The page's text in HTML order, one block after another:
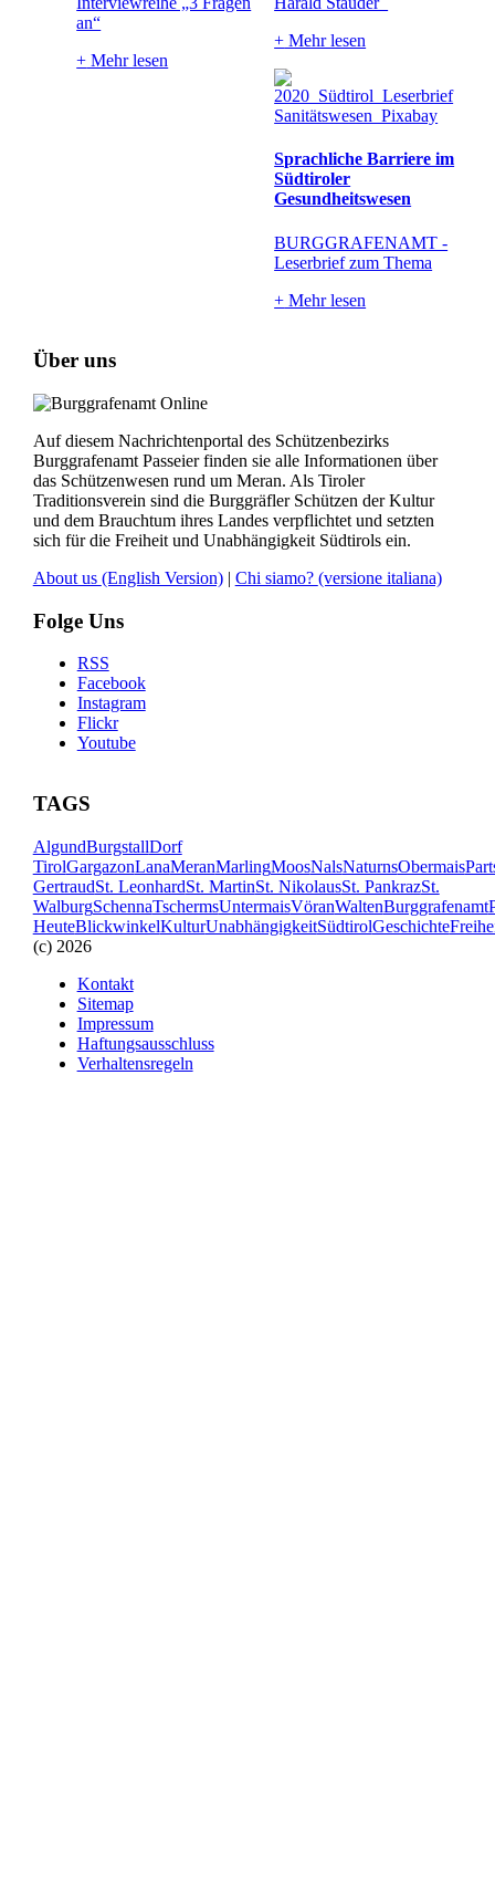
an“
+ Mehr lesen
+ Mehr lesen
Sprachliche Barriere im
Südtiroler
Gesundheitswesen
BURGGRAFENAMT -
Leserbrief zum Thema
+ Mehr lesen
Über uns
Auf diesem Nachrichtenportal des Schützenbezirks
Burggrafenamt Passeier finden sie alle Informationen über
das Schützenwesen rund um Meran. Als Tiroler
Traditionsverein sind die Burggräfler Schützen der Kultur
und dem Brauchtum ihres Landes verpflichtet und setzten
sich für die Freiheit und Unabhängigkeit Südtirols ein.
About us (English Version)| Chi siamo? (versione italiana)
Folge Uns
RSS
Facebook
Instagram
Flickr
Youtube
TAGS
AlgundBurgstallDorf
TirolGargazonLanaMeranMarlingMoosNalsNaturnsObermais
GertraudSt. LeonhardSt. MartinSt. NikolausSt. PankrazSt.
WalburgSchennaTschermsUntermaisVöranWaltenBurggrafenamt
HeuteBlickwinkelKulturUnabhängigkeitSüdtirolGeschichte
(c) 2026
Kontakt
Sitemap
Impressum
Haftungsausschluss
Verhaltensregeln